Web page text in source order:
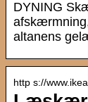
DYNING
altanens
http s://